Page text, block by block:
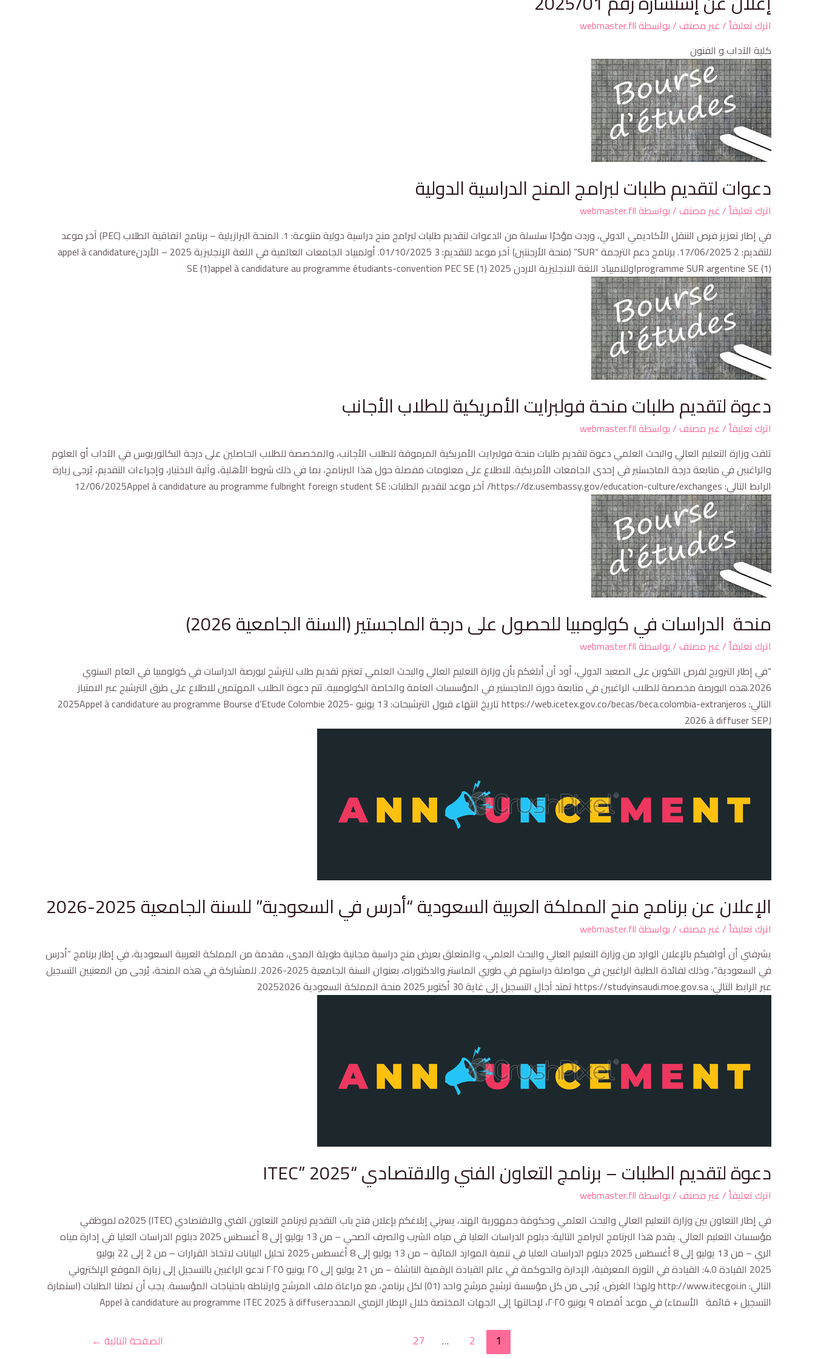
اترك تعليقاً/غير مصنف/ بواسطةwebmaster.fll
كلية الآداب و الفنون
دعوات لتقديم طلبات لبرامج المنح الدراسية الدولية
اترك تعليقاً/غير مصنف/ بواسطةwebmaster.fll
في إطار تعزيز فرص التنقل الأكاديمي الدولي، وردت مؤخرًا سلسلة من الدعوات لتقديم طلبات لبرامج منح دراسية دولية متنوعة: 1. المنحة البرازيلية – برنامج اتفاقية الطلاب (PEC) آخر موعد
للتقديم: 17/06/2025 2. برنامج دعم الترجمة “SUR” (منحة الأرجنتين) آخر موعد للتقديم: 01/10/2025 3. أولمبياد الجامعات العالمية في اللغة الإنجليزية 2025 – الأردنappel à candidature
programme SUR argentine SE (1)اوللامبياد اللغة الانجليزية الاردن 2025 SE (1)appel à candidature au programme étudiants-convention PEC SE (1)
دعوة لتقديم طلبات منحة فولبرايت الأمريكية للطلاب الأجانب
اترك تعليقاً/غير مصنف/ بواسطةwebmaster.fll
تلقت وزارة التعليم العالي والبحث العلمي دعوة لتقديم طلبات منحة فولبرايت الأمريكية المرموقة للطلاب الأجانب، والمخصصة للطلاب الحاصلين على درجة البكالوريوس في الآداب أو العلوم
والراغبين في متابعة درجة الماجستير في إحدى الجامعات الأمريكية. للاطلاع على معلومات مفصلة حول هذا البرنامج، بما في ذلك شروط الأهلية، وآلية الاختيار، وإجراءات التقديم، يُرجى زيارة
الرابط التالي: https://dz.usembassy.gov/education-culture/exchanges/ آخر موعد لتقديم الطلبات: 12/06/2025Appel à candidature au programme fulbright foreign student SE
منحة الدراسات في كولومبيا للحصول على درجة الماجستير (السنة الجامعية 2026)
اترك تعليقاً/غير مصنف/ بواسطةwebmaster.fll
“في إطار الترويج لفرص التكوين على الصعيد الدولي، أود أن أبلغكم بأن وزارة التعليم العالي والبحث العلمي تعتزم تقديم طلب للترشح لبورصة الدراسات في كولومبيا في العام السنوي
2026.هذه البورصة مخصصة للطلاب الراغبين في متابعة دورة الماجستير في المؤسسات العامة والخاصة الكولومبية. تتم دعوة الطلاب المهتمين للاطلاع على طرق الترشيح عبر الامتياز
التالي: https://web.icetex.gov.co/becas/beca.colombia-extranjeros تاريخ انتهاء قبول الترشيحات: 13 يونيو 2025Appel à candidature au programme Bourse d’Etude Colombie 2025-
2026 à diffuser SEPJ
الإعلان عن برنامج منح المملكة العربية السعودية “أدرس في السعودية” للسنة الجامعية 2025-2026
اترك تعليقاً/غير مصنف/ بواسطةwebmaster.fll
يشرفني أن أوافيكم بالإعلان الوارد من وزارة التعليم العالي والبحث العلمي، والمتعلق بعرض منح دراسية مجانية طويلة المدى، مقدمة من المملكة العربية السعودية، في إطار برنامج “أدرس
في السعودية“، وذلك لفائدة الطلبة الراغبين في مواصلة دراستهم في طوري الماستر والدكتوراه، بعنوان السنة الجامعية 2025-2026. للمشاركة في هذه المنحة، يُرجى من المعنيين التسجيل
عبر الرابط التالي: https://studyinsaudi.moe.gov.sa تمتد آجال التسجيل إلى غاية 30 أكتوبر 2025 منحة المملكة السعودية 20252026
دعوة لتقديم الطلبات – برنامج التعاون الفني والاقتصادي “ITEC” 2025
اترك تعليقاً/غير مصنف/ بواسطةwebmaster.fll
في إطار التعاون بين وزارة التعليم العالي والبحث العلمي وحكومة جمهورية الهند، يسرني إبلاغكم بإعلان فتح باب التقديم لبرنامج التعاون الفني والاقتصادي (ITEC) 2025ه لموظفي
مؤسسات التعليم العالي. يقدم هذا البرنامج البرامج التالية: دبلوم الدراسات العليا في مياه الشرب والصرف الصحي – من 13 يوليو إلى 8 أغسطس 2025 دبلوم الدراسات العليا في إدارة مياه
الري – من 13 يوليو إلى 8 أغسطس 2025 دبلوم الدراسات العليا في تنمية الموارد المائية – من 13 يوليو إلى 8 أغسطس 2025 تحليل البيانات لاتخاذ القرارات – من 2 إلى 22 يوليو
2025 القيادة 4.0: القيادة في الثورة المعرفية، الإدارة والحوكمة في عالم القيادة الرقمية الناشئة – من 21 يوليو إلى ٢٥ يونيو ٢٠٢٥ ندعو الراغبين بالتسجيل إلى زيارة الموقع الإلكتروني
التالي: http://www.itecgoi.in ولهذا الغرض، يُرجى من كل مؤسسة ترشيح مرشح واحد (01) لكل برنامج، مع مراعاة ملف المرشح وارتباطه باحتياجات المؤسسة. يجب أن تصلنا الطلبات (استمارة
التسجيل + قائمة الأسماء) في موعد أقصاه ٩ يونيو ٢٠٢٥، لإحالتها إلى الجهات المختصة خلال الإطار الزمني المحددAppel à candidature au programme ITEC 2025 à diffuser
1
2
…
27 الصفحة التالية ←